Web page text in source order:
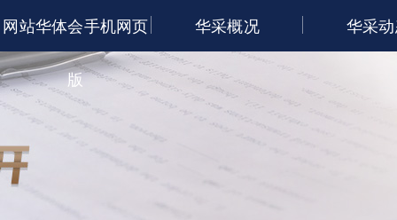
网站华体会手机网页
版
华采概况 华采